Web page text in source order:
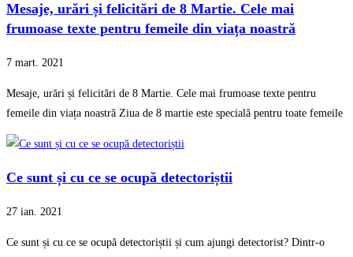
Mesaje, urări și felicitări de 8 Martie. Cele mai
frumoase texte pentru femeile din viața noastră
7 mart. 2021
Mesaje, urări și felicitări de 8 Martie. Cele mai frumoase texte pentru
femeile din viața noastră Ziua de 8 martie este specială pentru toate femeile
Ce sunt și cu ce se ocupă detectoriștii
27 ian. 2021
Ce sunt și cu ce se ocupă detectoriștii și cum ajungi detectorist? Dintr-o